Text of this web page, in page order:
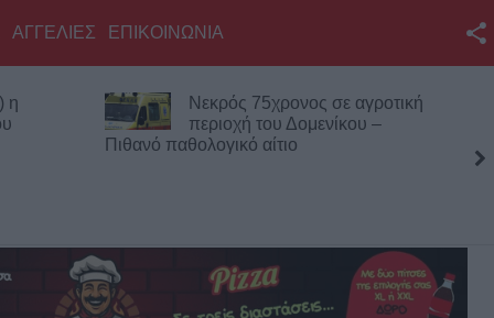
Twitter
RSS
Επικοινωνία με το
ΑΓΓΕΛΙΕΣ ΕΠΙΚΟΙΝΩΝΙΑ
η
Νεκρός 75χρονος σε αγροτική
περιοχή του Δομενίκου –
Πιθανό παθολογικό αίτιο